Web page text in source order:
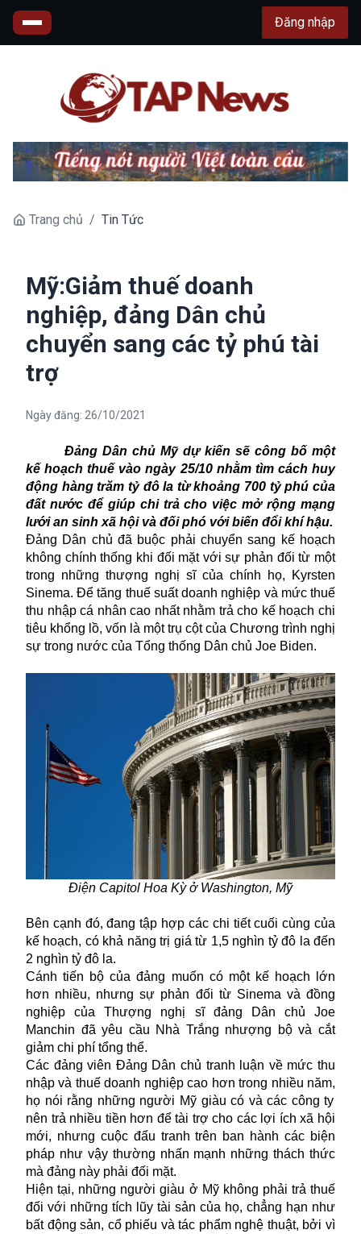
Đăng nhập
Trang chủ / Tin Tức
Mỹ:Giảm thuế doanh
nghiệp, đảng Dân chủ
chuyển sang các tỷ phú tài
trợ
Ngày đăng: 26/10/2021
Đảng Dân chủ Mỹ dự kiến sẽ công bố một
kế hoạch thuế vào ngày 25/10 nhằm tìm cách huy
động hàng trăm tỷ đô la từ khoảng 700 tỷ phú của
đất nước để giúp chi trả cho việc mở rộng mạng
lưới an sinh xã hội và đối phó với biến đổi khí hậu.
Đảng Dân chủ đã buộc phải chuyển sang kế hoạch
không chính thống khi đối mặt với sự phản đối từ một
trong những thượng nghị sĩ của chính họ, Kyrsten
Sinema. Để tăng thuế suất doanh nghiệp và mức thuế
thu nhập cá nhân cao nhất nhằm trả cho kế hoạch chi
tiêu khổng lồ, vốn là một trụ cột của Chương trình nghị
sự trong nước của Tổng thống Dân chủ Joe Biden.
Điện Capitol Hoa Kỳ ở Washington, Mỹ
Bên cạnh đó,đang tập hợp các chi tiết cuối cùng của
kế hoạch, có khả năng trị giá từ 1,5 nghìn tỷ đô la đến
2 nghìn tỷ đô la.
Cánh tiến bộ của đảng muốn có một kế hoạch lớn
hơn nhiều, nhưng sự phản đối từ Sinema và đồng
nghiệp của Thượng nghị sĩ đảng Dân chủ Joe
Manchin đã yêu cầu Nhà Trắng nhượng bộ và cắt
giảm chi phí tổng thể.
Các đảng viên Đảng Dân chủ tranh luận về mức thu
nhập và thuế doanh nghiệp cao hơn trong nhiều năm,
họ nói rằng những người Mỹ giàu có và các công ty
nên trả nhiều tiền hơn để tài trợ cho các lợi ích xã hội
mới, nhưng cuộc đấu tranh trên ban hành các biện
pháp như vậy thường nhấn mạnh những thách thức
mà đảng này phải đối mặt.
Hiện tại, những người giàu ở Mỹ không phải trả thuế
đối với những tích lũy tài sản của họ, chẳng hạn như
bất động sản, cổ phiếu và tác phẩm nghệ thuật, bởi vì